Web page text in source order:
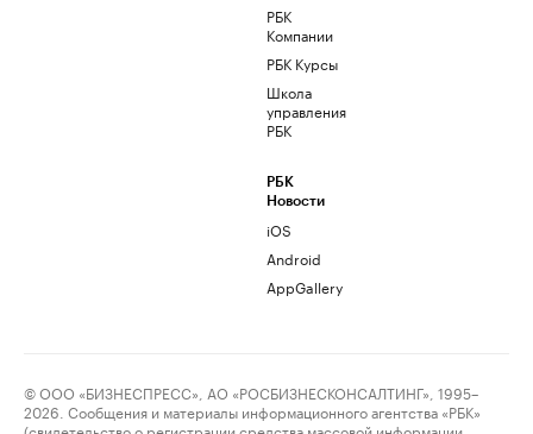
РБК
Компании
РБК Курсы
Школа
управления
РБК
РБК
Новости
iOS
Android
AppGallery
© ООО «БИЗНЕСПРЕСС», АО «РОСБИЗНЕСКОНСАЛТИНГ», 1995–
2026. Сообщения и материалы информационного агентства «РБК»